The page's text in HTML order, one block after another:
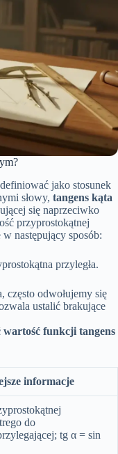
jako stosunek
słowy, tangens kąta
się naprzeciwko
przyprostokątnej
następujący sposób:
przyległa.
często odwołujemy się
ustalić brakujące
funkcji tangens
informacje
do
tg α = sin